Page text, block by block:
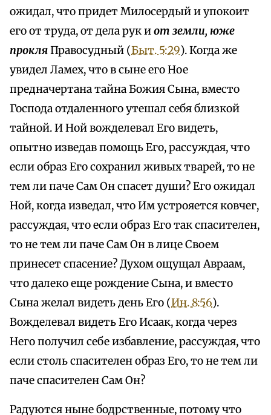
ожидал, что придет Милосердый и упокоит
его от труда, от дела рук иот земли, юже
прокляПравосудный (Быт. 5:29). Когда же
увидел Ламех, что в сыне его Ное
предначертана тайна Божия Сына, вместо
Господа отдаленного утешал себя близкой
тайной. И Ной вожделевал Его видеть,
опытно изведав помощь Его, рассуждая, что
если образ Его сохранил живых тварей, то не
тем ли паче Сам Он спасет души? Его ожидал
Ной, когда изведал, что Им устрояется ковчег,
рассуждая, что если образ Его так спасителен,
то не тем ли паче Сам Он в лице Своем
принесет спасение? Духом ощущал Авраам,
что далеко еще рождение Сына, и вместо
Сына желал видеть день Его (Ин. 8:56).
Вожделевал видеть Его Исаак, когда через
Него получил себе избавление, рассуждая, что
если столь спасителен образ Его, то не тем ли
паче спасителен Сам Он?
Радуются ныне бодрственные, потому что